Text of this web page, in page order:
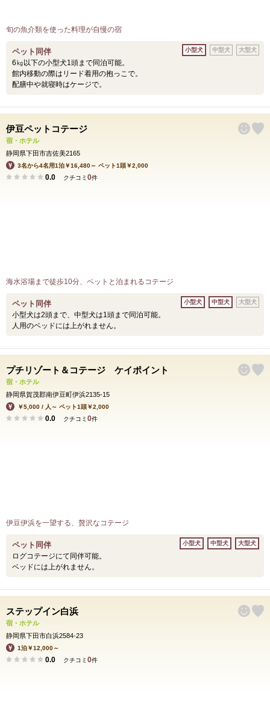
旬の魚介類を使った料理が自慢の宿
ペット同伴
6㎏以下の小型犬1頭まで同泊可能。
館内移動の際はリード着用の抱っこで。
配膳中や就寝時はケージで。
小型犬 中型犬 大型犬
伊豆ペットコテージ
宿・ホテル
静岡県下田市吉佐美2165
3名から4名用1泊￥16,480～ ペット1頭￥2,000
0.0 クチコミ 0件
海水浴場まで徒歩10分、ペットと泊まれるコテージ
ペット同伴
小型犬は2頭まで、中型犬は1頭まで同泊可能。
人用のベッドには上がれません。
小型犬 中型犬 大型犬
プチリゾート＆コテージ ケイポイント
宿・ホテル
静岡県賀茂郡南伊豆町伊浜2135-15
￥5,000 / 人～ ペット1頭￥2,000
0.0 クチコミ 0件
伊豆伊浜を一望する、贅沢なコテージ
ペット同伴
ログコテージにて同伴可能。
ベッドには上がれません。
小型犬 中型犬 大型犬
ステップイン白浜
宿・ホテル
静岡県下田市白浜2584-23
1泊￥12,000～
0.0 クチコミ 0件